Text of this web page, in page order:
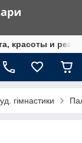
красоты и
гімнастики